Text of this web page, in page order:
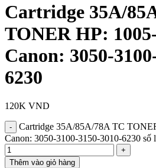
Cartridge 35A/
TONER HP:
Canon: 3050-
6230
120K VND
Cartridge 35A/85A/78A TC
Canon: 3050-3100-3150-3010-6230 số
Thêm vào giỏ hàng